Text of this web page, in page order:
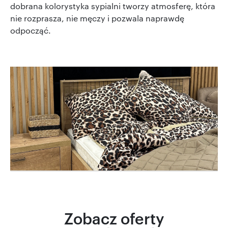
dobrana kolorystyka sypialni tworzy atmosferę, która
nie rozprasza, nie męczy i pozwala naprawdę
odpocząć.
Zobacz oferty